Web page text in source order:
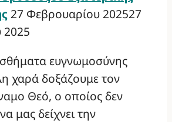
27 Φεβρουαρίου 202527
2025
ευγνωμοσύνης
χαρά δοξάζουμε τον
Θεό, ο οποίος δεν
μας δείχνει την